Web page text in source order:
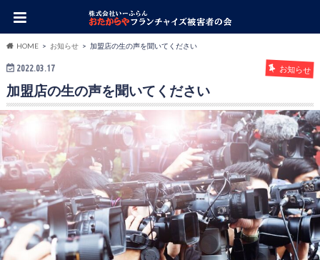
HOME お知らせ 加盟店の生の声を聞いてください
2022.03.17 お知らせ
加盟店の生の声を聞いてください